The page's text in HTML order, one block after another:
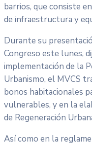
barrios, que consiste
de infraestructura y
Durante su
Congreso este lunes,
implementación de la
Urbanismo, el MVCS
bonos habitacionales
vulnerables, y en la
de Regeneración
Así como en la